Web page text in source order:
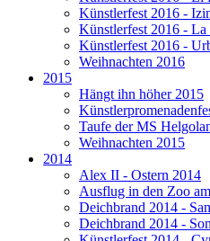
Künstlerfest 2016 -
Künstlerfest 2016 -
Künstlerfest 2016 -
Weihnachten 2016
2015
Hängt ihn höher 2015
Taufe der MS
Weihnachten 2015
2014
Alex II - Ostern 2014
Ausflug in den Zoo
Deichbrand 2014 -
Deichbrand 2014 -